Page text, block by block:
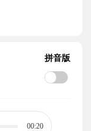
拼音版
00:20